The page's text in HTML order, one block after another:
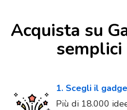
Acquista su
1. Scegli il
Più di 18.000